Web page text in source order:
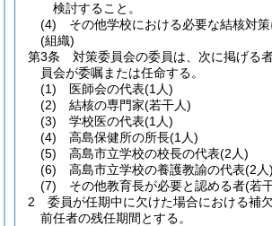
検討すること。
(4)
その他学校における必要な結核対策
(組織)
第3条
対策委員会の委員は、次に掲げる
員会が委嘱または任命する。
(1)
医師会の代表(1人)
(2)
結核の専門家(若干人)
(3)
学校医の代表(1人)
(4)
高島保健所の所長(1人)
(5)
高島市立学校の校長の代表(2人)
(6)
高島市立学校の養護教諭の代表(2人)
(7)
その他教育長が必要と認める者(若
2
委員が任期中に欠けた場合における補
前任者の残任期間とする。